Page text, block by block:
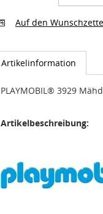
Auf den
Artikelinformation
PLAYMOBIL® 3929
Artikelbeschreibung: